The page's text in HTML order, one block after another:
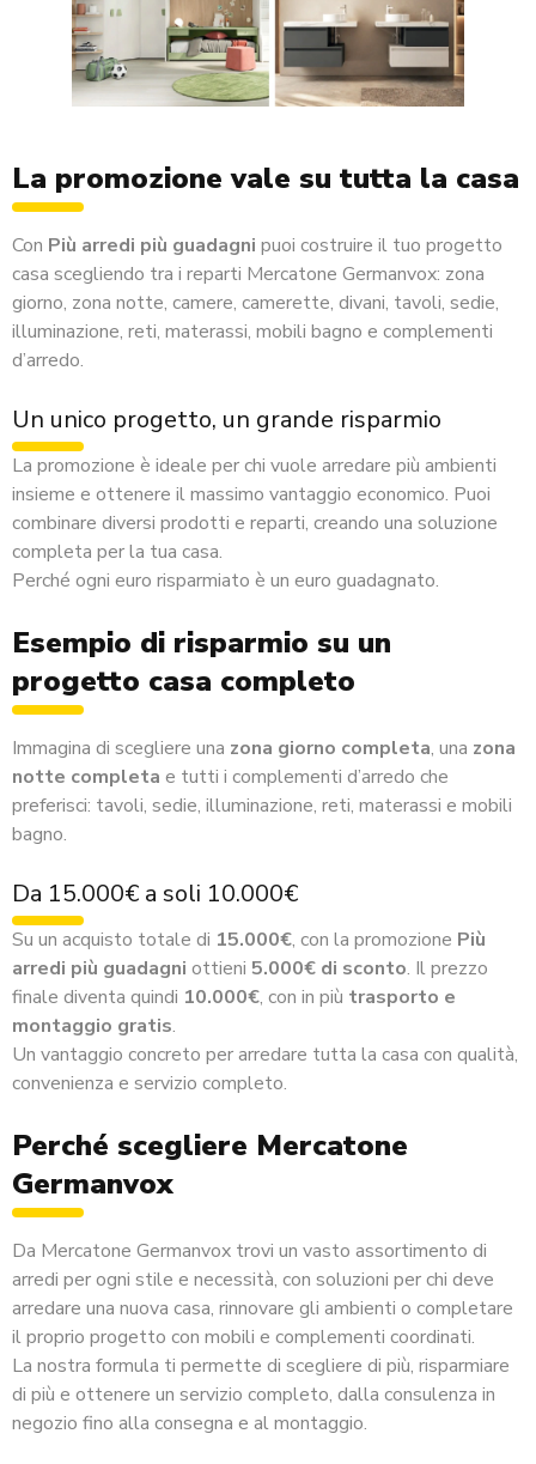
La promozione vale su tutta la casa
Con Più arredi più guadagni puoi costruire il tuo progetto
casa scegliendo tra i reparti Mercatone Germanvox: zona
giorno, zona notte, camere, camerette, divani, tavoli, sedie,
illuminazione, reti, materassi, mobili bagno e complementi
d’arredo.
Un unico progetto, un grande risparmio
La promozione è ideale per chi vuole arredare più ambienti
insieme e ottenere il massimo vantaggio economico. Puoi
combinare diversi prodotti e reparti, creando una soluzione
completa per la tua casa.
Perché ogni euro risparmiato è un euro guadagnato.
Esempio di risparmio su un
progetto casa completo
Immagina di scegliere una zona giorno completa, una zona
notte completa e tutti i complementi d’arredo che
preferisci: tavoli, sedie, illuminazione, reti, materassi e mobili
bagno.
Da 15.000€ a soli 10.000€
Su un acquisto totale di 15.000€, con la promozione Più
arredi più guadagni ottieni 5.000€ di sconto. Il prezzo
finale diventa quindi 10.000€, con in più trasporto e
montaggio gratis.
Un vantaggio concreto per arredare tutta la casa con qualità,
convenienza e servizio completo.
Perché scegliere Mercatone
Germanvox
Da Mercatone Germanvox trovi un vasto assortimento di
arredi per ogni stile e necessità, con soluzioni per chi deve
arredare una nuova casa, rinnovare gli ambienti o completare
il proprio progetto con mobili e complementi coordinati.
La nostra formula ti permette di scegliere di più, risparmiare
di più e ottenere un servizio completo, dalla consulenza in
negozio fino alla consegna e al montaggio.